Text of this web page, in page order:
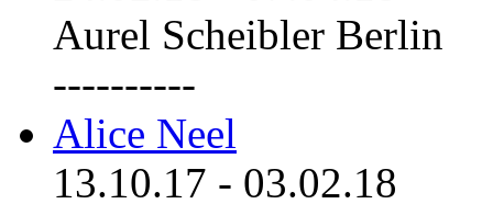
Aurel Scheibler Berlin
----------
Alice Neel
13.10.17 - 03.02.18